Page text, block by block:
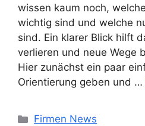
wissen kaum noch,
wichtig sind und welche
sind. Ein klarer Blick hilft
verlieren und neue Wege
Hier zunächst ein paar
Orientierung geben und …
Kategorien
Firmen News